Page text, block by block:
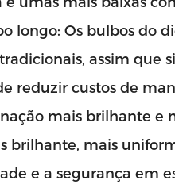
longo: Os bulbos do
assim que
reduzir custos de
mais brilhante e
brilhante, mais
e a segurança em